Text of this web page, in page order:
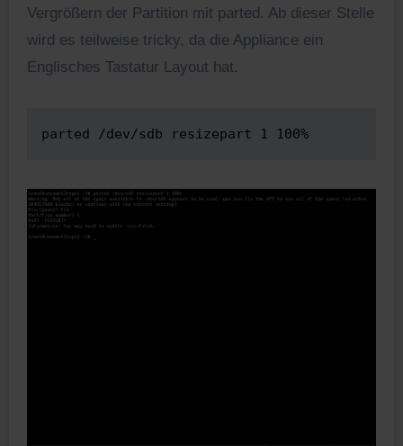
Vergrößern der Partition mit parted. Ab dieser Stelle
wird es teilweise tricky, da die Appliance ein
Englisches Tastatur Layout hat.
parted /dev/sdb resizepart 1 100%